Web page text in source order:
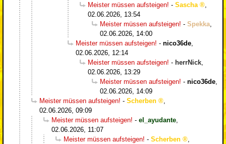
Meister müssen aufsteigen! - Sascha
,
02.06.2026, 13:54
Meister müssen aufsteigen! - Spekka,
02.06.2026, 14:00
Meister müssen aufsteigen! - nico36de,
02.06.2026, 12:14
Meister müssen aufsteigen! - herrNick,
02.06.2026, 13:29
Meister müssen aufsteigen! - nico36de,
02.06.2026, 14:09
Meister müssen aufsteigen! - Scherben
,
02.06.2026, 09:09
Meister müssen aufsteigen! - el_ayudante,
02.06.2026, 11:07
Meister müssen aufsteigen! - Scherben
,